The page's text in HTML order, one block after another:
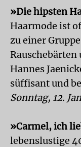
»Die hipsten
Haarmode ist
zu einer
Rauschebärten
Hannes
süffisant und
Sonntag, 12.
»Carmel, ich
lebenslustige